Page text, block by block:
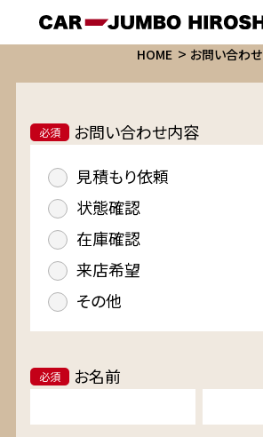
HOME お問い合わせ
必須
お問い合わせ内容
見積もり依頼
状態確認
在庫確認
来店希望
その他
必須 お名前